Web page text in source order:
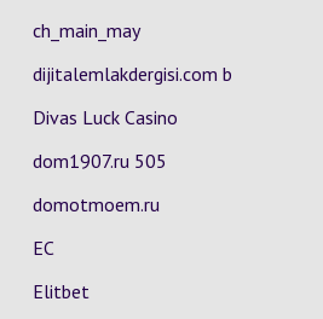
ch_main_may
dijitalemlakdergisi.com b
Divas Luck Casino
dom1907.ru 505
domotmoem.ru
EC
Elitbet